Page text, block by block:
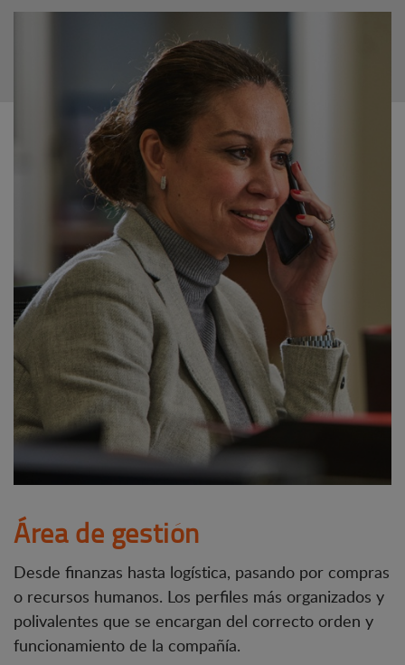
Área de gestión
Desde finanzas hasta logística, pasando por compras
o recursos humanos. Los perfiles más organizados y
polivalentes que se encargan del correcto orden y
funcionamiento de la compañía.